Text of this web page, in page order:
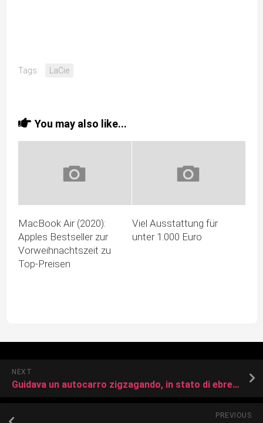
Tags: LaCie
You may also like...
MacBook Air (2020):
Apples Bestseller zur
Vorweihnachtszeit zu
Top-Preisen
Viel Ausstattung für
unter 1.000 Euro
NEXT
Guidava un autocarro zigzagando, in stato di ebrezza
PREVIOUS